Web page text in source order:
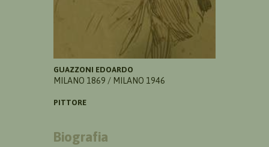
GUAZZONI EDOARDO
MILANO 1869 / MILANO 1946
PITTORE
Biografia